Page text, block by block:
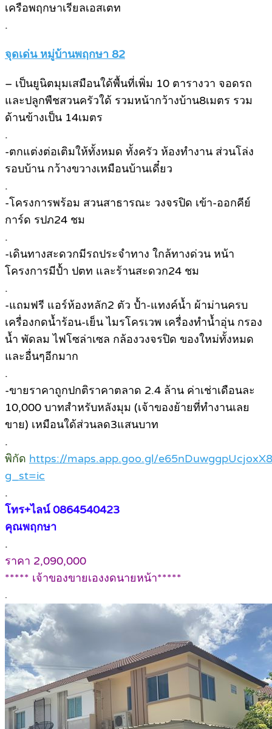
เครือพฤกษาเรียลเอสเตท
.
จุดเด่น หมู่บ้านพฤกษา 82
– เป็นยูนิตมุมเสมือนใด้พื้นที่เพิ่ม 10 ตารางวา จอดรถ
และปลูกพืชสวนครัวใด้ รวมหน้ากว้างบ้าน8เมตร รวม
ด้านข้างเป็น 14เมตร
.
-ตกแต่งต่อเติมให้ทั้งหมด ทั้งครัว ห้องทำงาน ส่วนโล่ง
รอบบ้าน กว้างขวางเหมือนบ้านเดี๋ยว
.
-โครงการพร้อม สวนสาธารณะ วงจรปิด เข้า-ออกคีย์
การ์ด รปภ24 ชม
.
-เดินทางสะดวกมีรถประจำทาง ใกล้ทางด่วน หน้า
โครงการมีป้ำ ปตท และร้านสะดวก24 ชม
.
-แถมฟรี แอร์ห้องหลัก2 ตัว ป้ำ-แทงค์น้ำ ผ้าม่านครบ
เครื่องกดน้ำร้อน-เย็น ไมรโครเวพ เครื่องทำน้ำอุ่น กรอง
น้ำ พัดลม ไฟโซล่าเซล กล้องวงจรปิด ของใหม่ทั้งหมด
และอื่นๆอีกมาก
.
-ขายราคาถูกปกติราคาตลาด 2.4 ล้าน ค่าเช่าเดือนละ
10,000 บาทสำหรับหลังมุม (เจ้าของย้ายที่ทำงานเลย
ขาย) เหมือนใด้ส่วนลด3แสนบาท
.
พิกัด https://maps.app.goo.gl/
g_st=ic
.
โทร+ไลน์ 0864540423
คุณพฤกษา
.
ราคา 2,090,000
***** เจ้าของขายเองงดนายหน้า*****
.